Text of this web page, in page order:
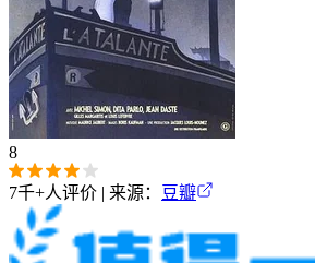
8
7千+人评价 | 来源： 豆瓣